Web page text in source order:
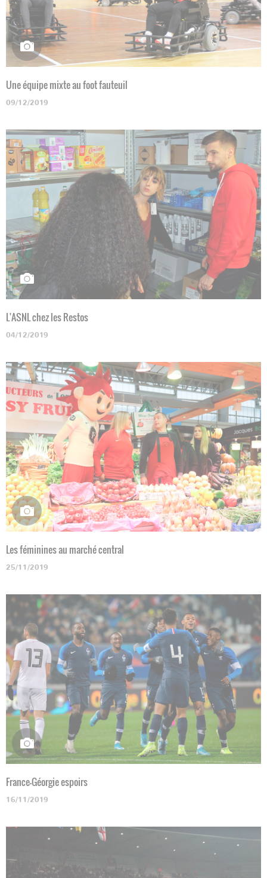
Une équipe mixte au foot fauteuil
09/12/2019
L'ASNL chez les Restos
04/12/2019
Les féminines au marché central
25/11/2019
France-Géorgie espoirs
16/11/2019